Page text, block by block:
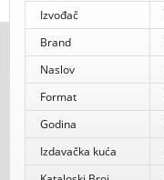
Izvođač
Brand
Naslov
Format
Godina
Izdavačka kuća